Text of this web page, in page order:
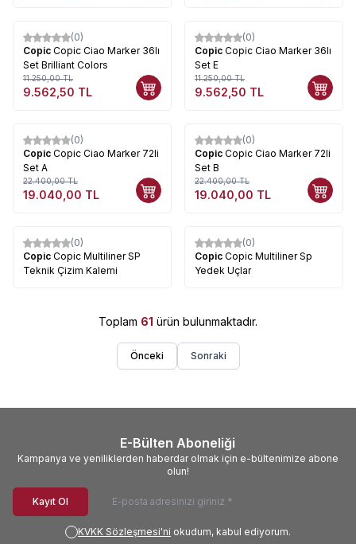
%15
(0)
Copic Copic Ciao Marker 36lı
Set Brilliant Colors
11.250,00TL
9.562,50 TL
%15
(0)
Copic Copic Ciao Marker 36lı
Set E
11.250,00TL
9.562,50 TL
%15
(0)
Copic Copic Ciao Marker 72li
Set A
22.400,00TL
19.040,00 TL
%15
(0)
Copic Copic Ciao Marker 72li
Set B
22.400,00TL
19.040,00 TL
(0)
Copic Copic Multiliner SP
Teknik Çizim Kalemi
(0)
Copic Copic Multiliner Sp
Yedek Uçlar
Toplam 61 ürün bulunmaktadır.
Önceki Sonraki
E-Bülten Aboneliği
Kampanya ve yeniliklerden haberdar olmak için e-bültenimize abone
olun!
Kayıt Ol
KVKK Sözleşmesi'ni okudum, kabul ediyorum.